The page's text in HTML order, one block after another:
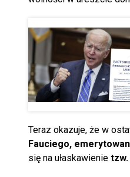
Teraz okazuje, że w
Fauciego,
się na ułaskawienie